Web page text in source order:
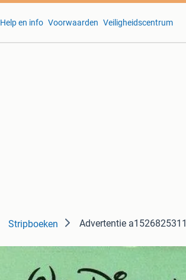
Help en info Voorwaarden Veiligheidscentrum
Stripboeken Advertentie a1526825311